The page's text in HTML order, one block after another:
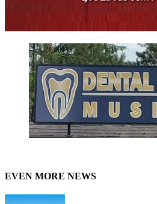
EVEN MORE NEWS